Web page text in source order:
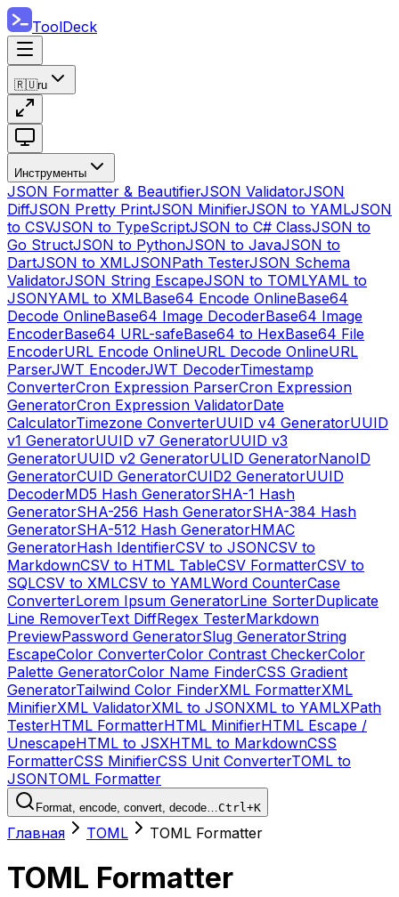
ToolDeck
🇷🇺ru
Инструменты
JSON Formatter & BeautifierJSON ValidatorJSON
DiffJSON Pretty PrintJSON MinifierJSON to YAMLJSON
to CSVJSON to TypeScriptJSON to C# ClassJSON to
Go StructJSON to PythonJSON to JavaJSON to
DartJSON to XMLJSONPath TesterJSON Schema
ValidatorJSON String EscapeJSON to TOMLYAML to
JSONYAML to XMLBase64 Encode OnlineBase64
Decode OnlineBase64 Image DecoderBase64 Image
EncoderBase64 URL-safeBase64 to HexBase64 File
EncoderURL Encode OnlineURL Decode OnlineURL
ParserJWT EncoderJWT DecoderTimestamp
ConverterCron Expression ParserCron Expression
GeneratorCron Expression ValidatorDate
CalculatorTimezone ConverterUUID v4 GeneratorUUID
v1 GeneratorUUID v7 GeneratorUUID v3
GeneratorUUID v2 GeneratorULID GeneratorNanoID
GeneratorCUID GeneratorCUID2 GeneratorUUID
DecoderMD5 Hash GeneratorSHA-1 Hash
GeneratorSHA-256 Hash GeneratorSHA-384 Hash
GeneratorSHA-512 Hash GeneratorHMAC
GeneratorHash IdentifierCSV to JSONCSV to
MarkdownCSV to HTML TableCSV FormatterCSV to
SQLCSV to XMLCSV to YAMLWord CounterCase
ConverterLorem Ipsum GeneratorLine SorterDuplicate
Line RemoverText DiffRegex TesterMarkdown
PreviewPassword GeneratorSlug GeneratorString
EscapeColor ConverterColor Contrast CheckerColor
Palette GeneratorColor Name FinderCSS Gradient
GeneratorTailwind Color FinderXML FormatterXML
MinifierXML ValidatorXML to JSONXML to YAMLXPath
TesterHTML FormatterHTML MinifierHTML Escape /
UnescapeHTML to JSXHTML to MarkdownCSS
FormatterCSS MinifierCSS Unit ConverterTOML to
JSONTOML Formatter
Format, encode, convert, decode…Ctrl+K
Главная TOML TOML Formatter
TOML Formatter